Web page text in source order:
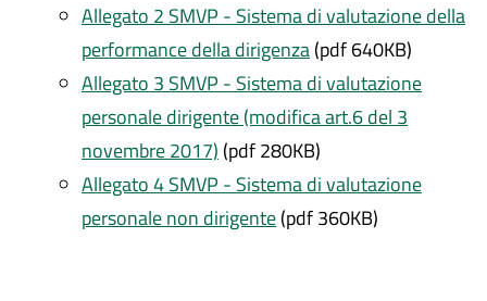
Allegato 2 SMVP - Sistema di valutazione della
performance della dirigenza(pdf 640KB)
Allegato 3 SMVP - Sistema di valutazione
personale dirigente (modifica art.6 del 3
novembre 2017) (pdf 280KB)
Allegato 4 SMVP - Sistema di valutazione
personale non dirigente(pdf 360KB)